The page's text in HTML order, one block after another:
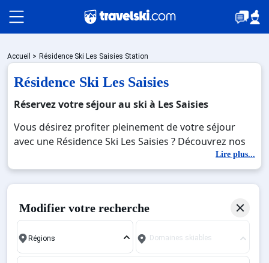
Packages
🚆Train de nuit
Stations
Hébergements
Bons plans
Accueil > Résidence Ski Les Saisies Station
Résidence Ski Les Saisies
Réservez votre séjour au ski à Les Saisies
Vous désirez profiter pleinement de votre séjour
avec une Résidence Ski Les Saisies ? Découvrez nos
offres de Résidence Ski Les Saisies pour skier sans
limite à noel, jour de l'an, février. Fermez les yeux et
imaginez… Profitez de votre Résidence Ski Les
pourrez mêler les plaisirs de la glisse sur les pistes
beauté des paysages montagnards. Pour un week-
end ou pour 7 jours en Résidence Ski Les Saisies , en
Lire plus...
Modifier votre recherche
Domaines skiables